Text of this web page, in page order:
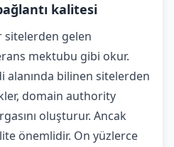
kalitesi
sitelerden gelen
mektubu gibi okur.
alanında bilinen sitelerden
domain authority
oluşturur. Ancak
önemlidir. On yüzlerce